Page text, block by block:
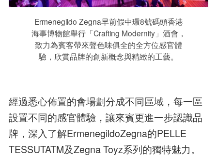
Ermenegildo Zegna早前假中環8號碼頭香港
海事博物館舉行「Crafting Modernity」酒會，
致力為賓客帶來聲色味俱全的全方位感官體
驗，欣賞品牌的創新概念與精緻的工藝。
經過悉心佈置的會場劃分成不同區域，每一區
設置不同的感官體驗，讓來賓更進一步認識品
牌，深入了解ErmenegildoZegna的PELLE
TESSUTATM及Zegna Toyz系列的獨特魅力。